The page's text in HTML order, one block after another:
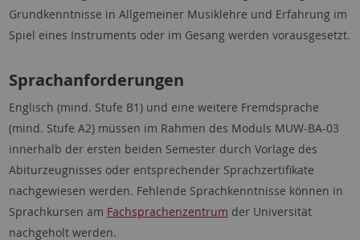
Grundkenntnisse in Allgemeiner Musiklehre und Erfahrung im
Spiel eines Instruments oder im Gesang werden vorausgesetzt.
Sprachanforderungen
Englisch (mind. Stufe B1) und eine weitere Fremdsprache
(mind. Stufe A2) müssen im Rahmen des Moduls MUW-BA-03
innerhalb der ersten beiden Semester durch Vorlage des
Abiturzeugnisses oder entsprechender Sprachzertifikate
nachgewiesen werden. Fehlende Sprachkenntnisse können in
Sprachkursen am Fachsprachenzentrum der Universität
nachgeholt werden.